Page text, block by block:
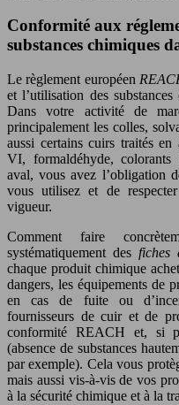
Conformité aux
substances chimiques
Le règlement européen
et l’utilisation des
Dans votre activité de
principalement les colles,
aussi certains cuirs traités
VI, formaldéhyde, colorants
aval, vous avez l’obligation
vous utilisez et de
vigueur.
Comment faire
systématiquement des fiches
chaque produit chimique
dangers, les équipements de
en cas de fuite ou
fournisseurs de cuir et de
conformité REACH et, si
(absence de substances
par exemple). Cela vous
mais aussi vis-à-vis de vos
à la sécurité chimique et à la